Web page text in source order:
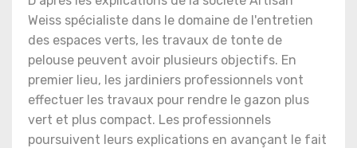
Weiss spécialiste dans le domaine de l'entretien
des espaces verts, les travaux de tonte de
pelouse peuvent avoir plusieurs objectifs. En
premier lieu, les jardiniers professionnels vont
effectuer les travaux pour rendre le gazon plus
vert et plus compact. Les professionnels
poursuivent leurs explications en avançant le fait